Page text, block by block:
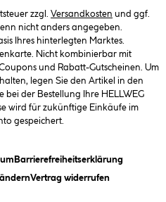
zzgl. Versandkosten und ggf.
nicht anders angegeben.
Ihres hinterlegten Marktes.
Nicht kombinierbar mit
und Rabatt-Gutscheinen. Um
legen Sie den Artikel in den
der Bestellung Ihre HELLWEG
wird für zukünftige Einkäufe im
gespeichert.
Dialogfeld)
(öffnet ein Dialogfeld)
Barrierefreiheitserklärung(öffnet
(öffnet ein Dialogfeld)
Vertrag widerrufen